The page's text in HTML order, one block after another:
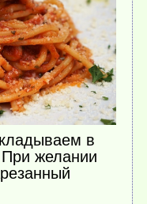
в
желании